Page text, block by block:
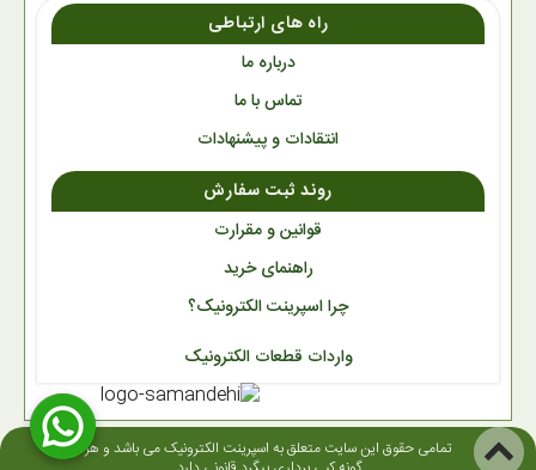
راه های ارتباطی
درباره ما
تماس با ما
انتقادات و پیشنهادات
روند ثبت سفارش
قوانین و مقرارت
راهنمای خرید
چرا اسپرینت الکترونیک؟
واردات قطعات الکترونیک
تمامی حقوق این سایت متعلق به اسپرینت الکترونیک می باشد و هر